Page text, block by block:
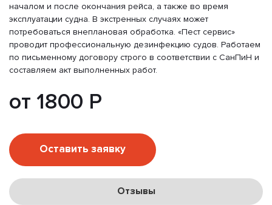
началом и после окончания рейса, а также во время
эксплуатации судна. В экстренных случаях может
потребоваться внеплановая обработка. «Пест сервис»
проводит профессиональную дезинфекцию судов. Работаем
по письменному договору строго в соответствии с СанПиН и
составляем акт выполненных работ.
от 1800 Р
Оставить заявку
Отзывы